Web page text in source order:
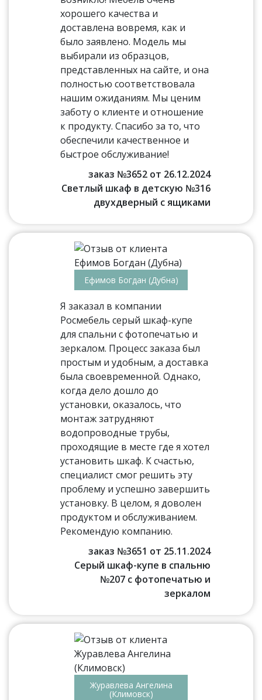
хорошего качества и
доставлена вовремя, как и
было заявлено. Модель мы
выбирали из образцов,
представленных на сайте, и она
полностью соответствовала
нашим ожиданиям. Мы ценим
заботу о клиенте и отношение
к продукту. Спасибо за то, что
обеспечили качественное и
быстрое обслуживание!
заказ №3652 от 26.12.2024
Светлый шкаф в детскую №316
двухдверный с ящиками
Ефимов Богдан (Дубна)
Я заказал в компании
Росмебель серый шкаф-купе
для спальни с фотопечатью и
зеркалом. Процесс заказа был
простым и удобным, а доставка
была своевременной. Однако,
когда дело дошло до
установки, оказалось, что
монтаж затрудняют
водопроводные трубы,
проходящие в месте где я хотел
установить шкаф. К счастью,
специалист смог решить эту
проблему и успешно завершить
установку. В целом, я доволен
продуктом и обслуживанием.
Рекомендую компанию.
заказ №3651 от 25.11.2024
Серый шкаф-купе в спальню
№207 с фотопечатью и
зеркалом
Журавлева Ангелина
(Климовск)